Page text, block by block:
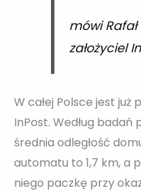
mówi
założyciel
W całej Polsce jest
InPost. Według
średnia odległość
automatu to 1,7 km, a
niego paczkę przy